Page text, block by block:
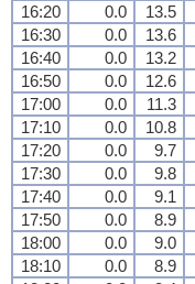
16:20
0.0 13.5
16:30
0.0 13.6
16:40
0.0 13.2
16:50
0.0 12.6
17:00
0.0 11.3
17:10
0.0 10.8
17:20
0.0 9.7
17:30
0.0 9.8
17:40
0.0 9.1
17:50
0.0 8.9
18:00
0.0 9.0
18:10
0.0 8.9